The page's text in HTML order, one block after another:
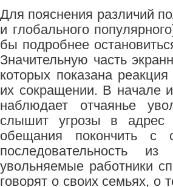
Для пояснения различий
и глобального
бы подробнее
Значительную часть
которых показана
их сокращении. В начале
наблюдает отчаянье
слышит угрозы в адрес
обещания покончить
последовательность
увольняемые работники
говорят о своих семьях, о